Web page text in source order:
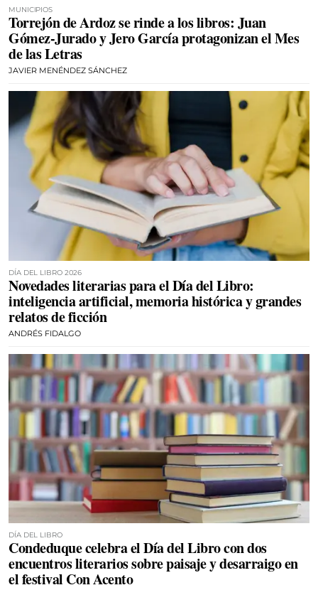
MUNICIPIOS
Torrejón de Ardoz se rinde a los libros: Juan
Gómez-Jurado y Jero García protagonizan el Mes
de las Letras
JAVIER MENÉNDEZ SÁNCHEZ
DÍA DEL LIBRO 2026
Novedades literarias para el Día del Libro:
inteligencia artificial, memoria histórica y grandes
relatos de ficción
ANDRÉS FIDALGO
DÍA DEL LIBRO
Condeduque celebra el Día del Libro con dos
encuentros literarios sobre paisaje y desarraigo en
el festival Con Acento